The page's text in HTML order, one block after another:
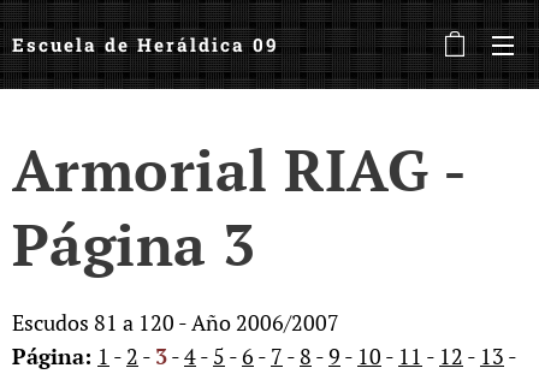
Escuela de Heráldica 09
Armorial RIAG -
Página 3
Escudos 81 a 120 - Año 2006/2007
Página: 1 - 2 - 3-4- 5 -6 - 7 - 8 -9 - 10 - 11 - 12 - 13 -